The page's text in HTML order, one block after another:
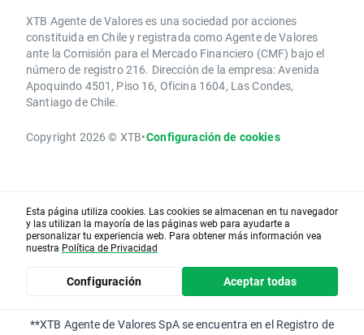
XTB Agente de Valores es una sociedad por acciones
constituida en Chile y registrada como Agente de Valores
ante la Comisión para el Mercado Financiero (CMF) bajo el
número de registro 216. Dirección de la empresa: Avenida
Apoquindo 4501, Piso 16, Oficina 1604, Las Condes,
Santiago de Chile.
Copyright 2026 © XTB•Configuración de cookies
Esta página utiliza cookies. Las cookies se almacenan en tu navegador
y las utilizan la mayoría de las páginas web para ayudarte a
personalizar tu experiencia web. Para obtener más información vea
nuestra Política de Privacidad
Configuración Aceptar todas
**XTB Agente de Valores SpA se encuentra en el Registro de